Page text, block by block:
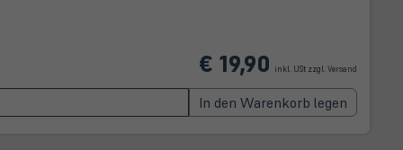
€ 19,90 inkl. USt zzgl. Versand
In den Warenkorb legen